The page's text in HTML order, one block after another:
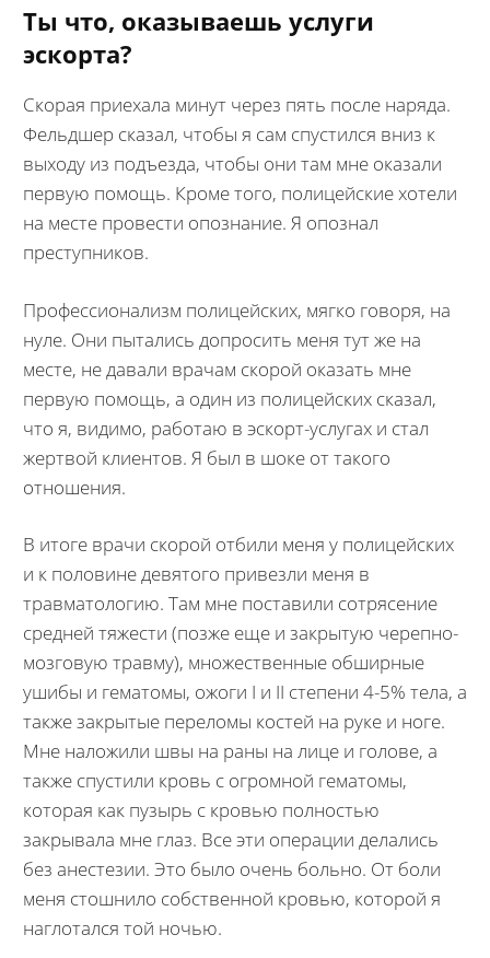
Ты что, оказываешь услуги
эскорта?
Скорая приехала минут через пять после наряда.
Фельдшер сказал, чтобы я сам спустился вниз к
выходу из подъезда, чтобы они там мне оказали
первую помощь. Кроме того, полицейские хотели
на месте провести опознание. Я опознал
преступников.
Профессионализм полицейских, мягко говоря, на
нуле. Они пытались допросить меня тут же на
месте, не давали врачам скорой оказать мне
первую помощь, а один из полицейских сказал,
что я, видимо, работаю в эскорт-услугах и стал
жертвой клиентов. Я был в шоке от такого
отношения.
В итоге врачи скорой отбили меня у полицейских
и к половине девятого привезли меня в
травматологию. Там мне поставили сотрясение
средней тяжести (позже еще и закрытую черепно-
мозговую травму), множественные обширные
ушибы и гематомы, ожоги I и II степени 4-5% тела, а
также закрытые переломы костей на руке и ноге.
Мне наложили швы на раны на лице и голове, а
также спустили кровь с огромной гематомы,
которая как пузырь с кровью полностью
закрывала мне глаз. Все эти операции делались
без анестезии. Это было очень больно. От боли
меня стошнило собственной кровью, которой я
наглотался той ночью.